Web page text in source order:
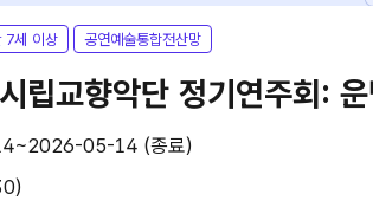
7세 이상 공연예술통합전산망
립교향악단 정기연주회: 운
05-14 (종료)